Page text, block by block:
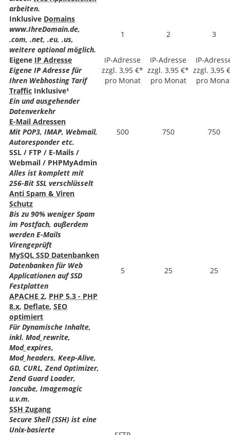
arbeiten.
Inklusive Domains
www.IhreDomain.de,
.com, .net, .eu, .us,
weitere optional möglich.
1 2 3
Eigene IP Adresse
Eigene IP Adresse für
Ihren Webhosting Tarif
IP-Adresse
zzgl. 3,95 €*
pro Monat
IP-Adresse
zzgl. 3,95 €*
pro Monat
IP-
zzgl. 3,95
pro
Traffic Inklusive¹
Ein und ausgehender
Datenverkehr
E-Mail Adressen
Mit POP3, IMAP, Webmail,
Autoresponder etc.
500 750 750
SSL / FTP / E-Mails /
Webmail / PHPMyAdmin
Alles ist komplett mit
256-Bit SSL verschlüsselt
Anti Spam & Viren
Schutz
Bis zu 90% weniger Spam
im Postfach, außerdem
werden E-Mails
Virengeprüft
MySQL SSD Datenbanken
Datenbanken für Web
Applicationen auf SSD
Festplatten
5 25 25
APACHE 2, PHP 5.3 - PHP
8.x, Deflate, SEO
optimiert
Für Dynamische Inhalte,
inkl. Mod_rewrite,
Mod_expires,
Mod_headers, Keep-Alive,
GD, CURL, Zend Optimizer,
Zend Guard Loader,
Ioncube, Imagemagic
u.v.m.
SSH Zugang
Secure Shell (SSH) ist eine
Unix-basierte